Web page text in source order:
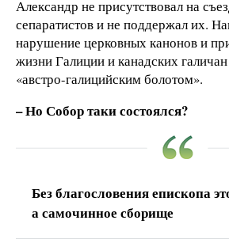
Александр не присутствовал на
сепаратистов и не поддержал их.
нарушение церковных канонов и
жизни Галиции и канадских
«австро-галицийским болотом».
– Но Собор таки состоялся?
Без благословения епископа
а самочинное сборище